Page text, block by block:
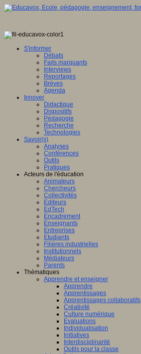
S'informer
Débats
Faits marquants
Interviews
Reportages
Brèves
Agenda
Innover
Didactique
Dispositifs
Pédagogie
Recherche
Technologies
Savoir(s)
Analyses
Conférences
Outils
Pratiques
Acteurs de l'éducation
Animateurs
Chercheurs
Collectivités
Editeurs
EdTech
Encadrement
Enseignants
Entreprises
Etudiants
Filières industrielles
Institutionnels
Médiateurs
Parents
Thématiques
Apprendre et enseigner
Apprendre
Apprentissages
Apprentissages collaboratifs
Créativité
Culture numérique
Evaluations
Individualisation
Initiatives
Interdisciplinarité
Outils pour la classe